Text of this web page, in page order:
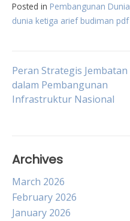
Posted in Pembangunan Dunia
dunia ketiga arief budiman pdf
Post
navigation
Peran Strategis Jembatan
dalam Pembangunan
Infrastruktur Nasional
Archives
March 2026
February 2026
January 2026